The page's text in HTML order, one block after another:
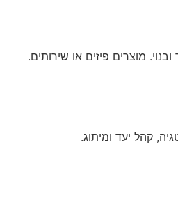
מוצרים פיזים או שירותים.
קהל יעד ומיתוג.